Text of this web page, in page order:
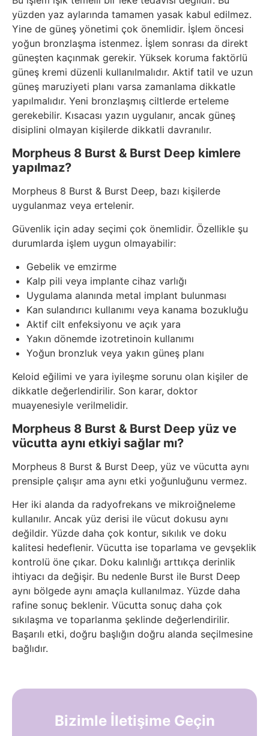
yüzden yaz aylarında tamamen yasak kabul edilmez.
Yine de güneş yönetimi çok önemlidir. İşlem öncesi
yoğun bronzlaşma istenmez. İşlem sonrası da direkt
güneşten kaçınmak gerekir. Yüksek koruma faktörlü
güneş kremi düzenli kullanılmalıdır. Aktif tatil ve uzun
güneş maruziyeti planı varsa zamanlama dikkatle
yapılmalıdır. Yeni bronzlaşmış ciltlerde erteleme
gerekebilir. Kısacası yazın uygulanır, ancak güneş
disiplini olmayan kişilerde dikkatli davranılır.
Morpheus 8 Burst & Burst Deep kimlere
yapılmaz?
Morpheus 8 Burst & Burst Deep, bazı kişilerde
uygulanmaz veya ertelenir.
Güvenlik için aday seçimi çok önemlidir. Özellikle şu
durumlarda işlem uygun olmayabilir:
Gebelik ve emzirme
Kalp pili veya implante cihaz varlığı
Uygulama alanında metal implant bulunması
Kan sulandırıcı kullanımı veya kanama bozukluğu
Aktif cilt enfeksiyonu ve açık yara
Yakın dönemde izotretinoin kullanımı
Yoğun bronzluk veya yakın güneş planı
Keloid eğilimi ve yara iyileşme sorunu olan kişiler de
dikkatle değerlendirilir. Son karar, doktor
muayenesiyle verilmelidir.
Morpheus 8 Burst & Burst Deep yüz ve
vücutta aynı etkiyi sağlar mı?
Morpheus 8 Burst & Burst Deep, yüz ve vücutta aynı
prensiple çalışır ama aynı etki yoğunluğunu vermez.
Her iki alanda da radyofrekans ve mikroiğneleme
kullanılır. Ancak yüz derisi ile vücut dokusu aynı
değildir. Yüzde daha çok kontur, sıkılık ve doku
kalitesi hedeflenir. Vücutta ise toparlama ve gevşeklik
kontrolü öne çıkar. Doku kalınlığı arttıkça derinlik
ihtiyacı da değişir. Bu nedenle Burst ile Burst Deep
aynı bölgede aynı amaçla kullanılmaz. Yüzde daha
rafine sonuç beklenir. Vücutta sonuç daha çok
sıkılaşma ve toparlanma şeklinde değerlendirilir.
Başarılı etki, doğru başlığın doğru alanda seçilmesine
bağlıdır.
Bizimle İletişime Geçin